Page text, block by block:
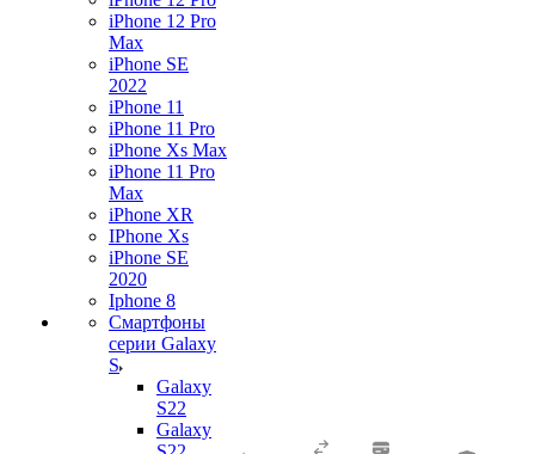
iPhone 12 Pro
Max
iPhone SE
2022
iPhone 11
iPhone 11 Pro
iPhone Xs Max
iPhone 11 Pro
Max
iPhone XR
IPhone Xs
iPhone SE
2020
Iphone 8
Смартфоны
серии Galaxy
S
Galaxy
S22
Galaxy